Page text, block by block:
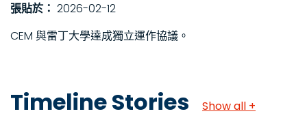
張貼於： 2026-02-12
CEM 與雷丁大學達成獨立運作協議。
Timeline Stories Show all +